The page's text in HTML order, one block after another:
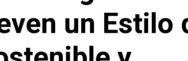
un Estilo